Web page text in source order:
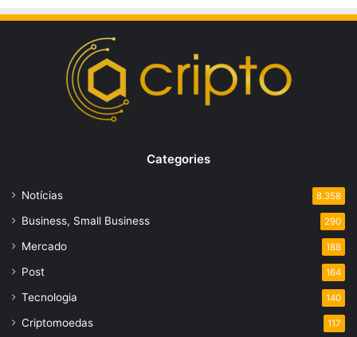
Categories
Notícias 8.358
Business, Small Business 290
Mercado 188
Post 164
Tecnologia 140
Criptomoedas 117